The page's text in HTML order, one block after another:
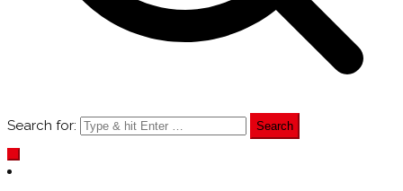
Search for: